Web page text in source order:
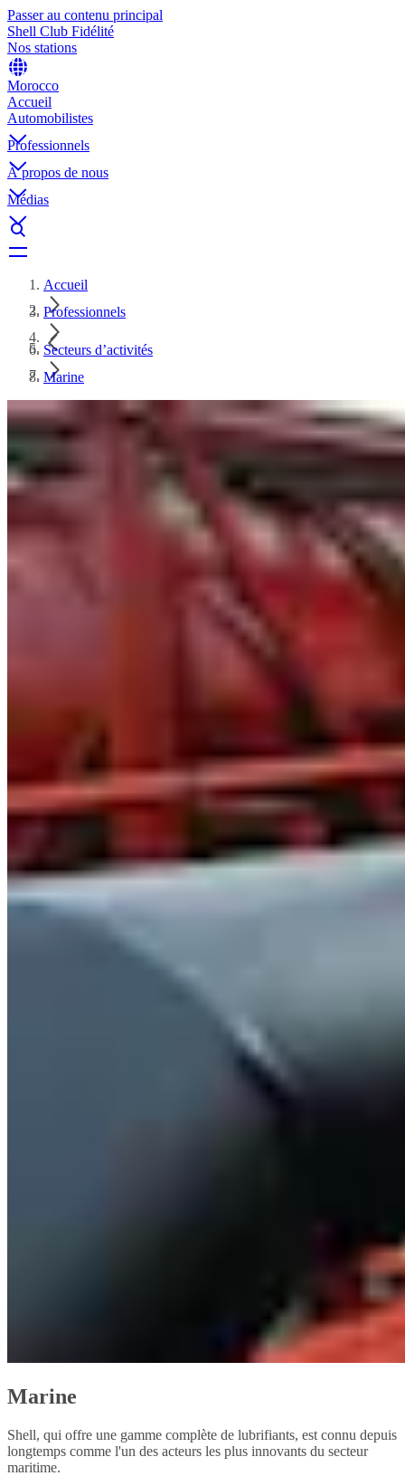
Passer au contenu principal
Shell Club Fidélité
Nos stations
Morocco
Accueil
Automobilistes
Professionnels
À propos de nous
Médias
Accueil
Professionnels
Secteurs d’activités
Marine
Marine
Shell, qui offre une gamme complète de lubrifiants, est connu depuis
longtemps comme l'un des acteurs les plus innovants du secteur
maritime.